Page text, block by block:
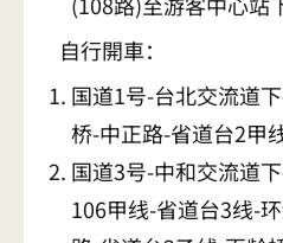
自行開車：
国道1号-台北交流道
桥-中正路-省道台2甲
国道3号-中和交流道
106甲线-省道台3线-